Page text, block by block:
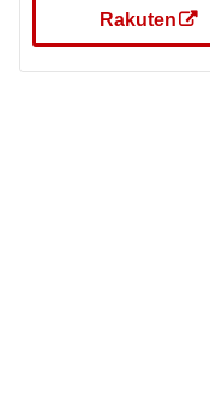
Rakuten